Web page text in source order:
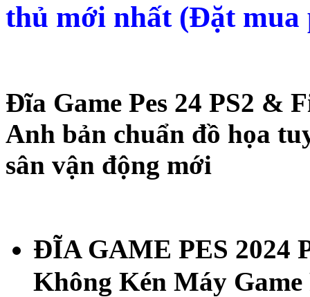
thủ mới nhất (Đặt mua
Đĩa Game Pes 24 PS2 &
Anh bản chuẩn đồ họa
sân vận động mới
ĐĨA GAME PES 2024
Không Kén Máy